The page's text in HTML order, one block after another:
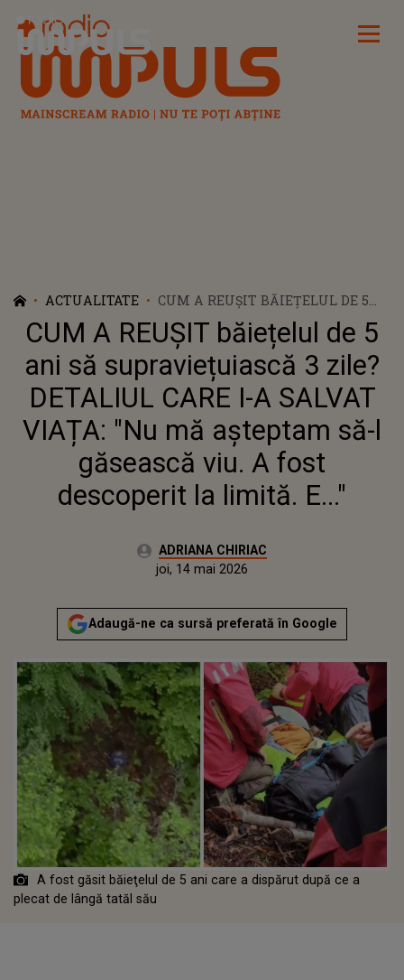
Radio Impuls
ACTUALITATE
CUM A REUȘIT BĂIEȚELUL DE 5
ANI SĂ SUPRAVIEȚUIASCĂ 3 ZILE?
DETALIUL CARE I-A SALVAT VIAȚA:
"NU MĂ AȘTEPTAM SĂ-L
GĂSEASCĂ VIU. A FOST
DESCOPERIT LA LIMITĂ. E..."
CUM A REUȘIT băiețelul de 5
ani să supraviețuiască 3 zile?
DETALIUL CARE I-A SALVAT
VIAȚA: "Nu mă așteptam să-l
găsească viu. A fost
descoperit la limită. E..."
Autor:ADRIANA CHIRIAC
Actualizat:
joi, 14 mai 2026
Adaugă-ne ca sursă preferată în Google
A fost găsit băieţelul de 5 ani care a dispărut după ce a
plecat de lângă tatăl său